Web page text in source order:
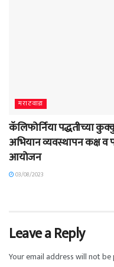
मराठवाडा
कॅलिफोर्निया पद्धतीच्या
अभियान व्यवस्थापन कक्ष व
आयोजन
03/08/2023
Leave a Reply
Your email address will not be